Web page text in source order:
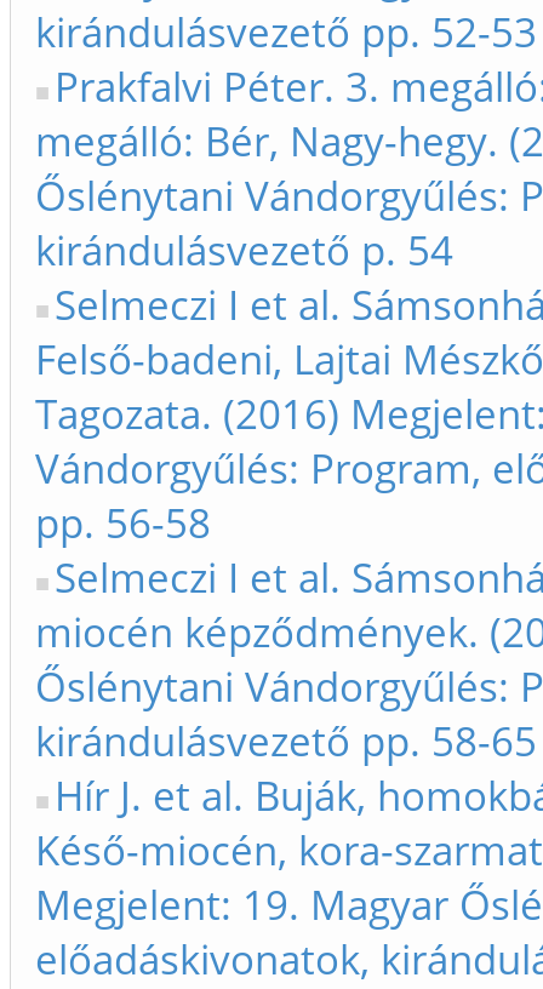
kirándulásvezető pp. 52-53
Prakfalvi Péter. 3.
megálló: Bér, Nagy-hegy.
Őslénytani Vándorgyűlés:
kirándulásvezető p. 54
Selmeczi I et al.
Felső-badeni, Lajtai
Tagozata. (2016)
Vándorgyűlés: Program,
pp. 56-58
Selmeczi I et al.
miocén képződmények.
Őslénytani Vándorgyűlés:
kirándulásvezető pp. 58-65
Hír J. et al. Buják,
Késő-miocén, kora-
Megjelent: 19. Magyar
előadáskivonatok,